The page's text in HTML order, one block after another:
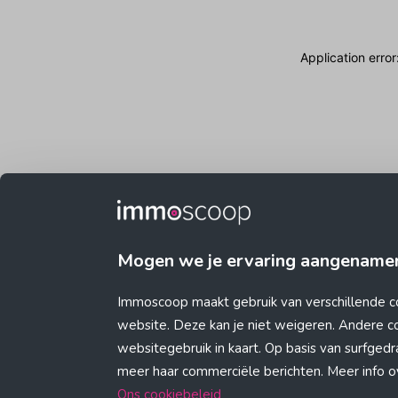
Mogen we je ervaring
Immoscoop maakt gebruik van verschillende
website. Deze kan je niet weigeren. Andere
websitegebruik in kaart. Op basis van
meer haar commerciële berichten. Meer info
Ons cookiebeleid
Application